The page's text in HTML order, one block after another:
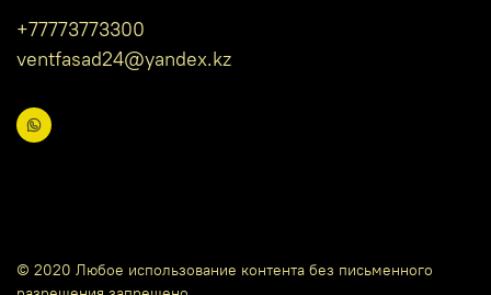
+77773773300
ventfasad24@yandex.kz
© 2020 Любое использование контента без письменного